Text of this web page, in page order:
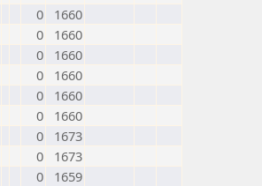
0
1660
0
1660
0
1660
0
1660
0
1660
0
1660
0
1673
0
1673
0 1659